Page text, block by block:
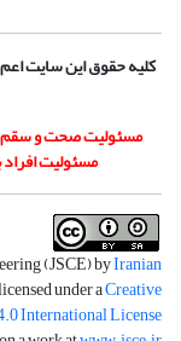
کلیه حقوق این سایت
مسئولیت صحت و سقم
مسئولیت
(JSCE) byIranian
under aCreative
International License